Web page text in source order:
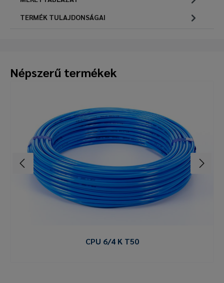
TERMÉK TULAJDONSÁGAI
Népszerű termékek
CPU 6/4 K T50